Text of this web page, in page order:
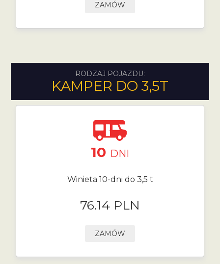
ZAMÓW
RODZAJ POJAZDU:
KAMPER DO 3,5T
10 DNI
Winieta 10-dni do 3,5 t
76.14 PLN
ZAMÓW